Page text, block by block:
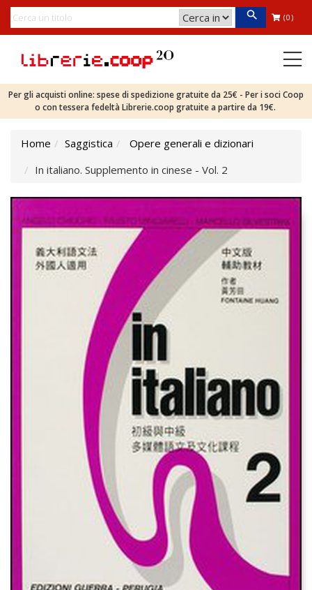
(0)
Per gli acquisti online: spese di spedizione gratuite da 25€ - Per i soci Coop
o con tessera fedeltà Librerie.coop gratuite a partire da 19€.
Home Saggistica
Opere generali e dizionari
In italiano. Supplemento in cinese - Vol. 2